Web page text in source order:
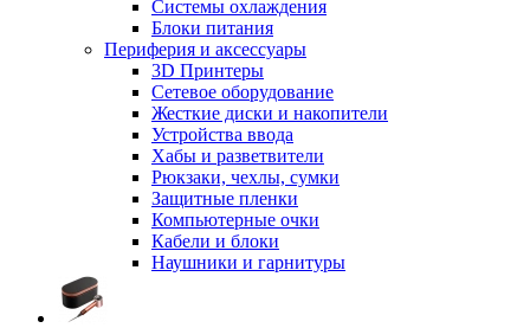
Системы охлаждения
Блоки питания
Периферия и аксессуары
3D Принтеры
Сетевое оборудование
Жесткие диски и накопители
Устройства ввода
Хабы и разветвители
Рюкзаки, чехлы, сумки
Защитные пленки
Компьютерные очки
Кабели и блоки
Наушники и гарнитуры